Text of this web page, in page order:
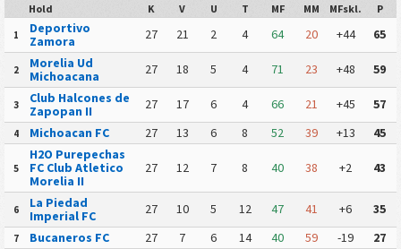
Hold K V U T MF MM MFskl. P
1
Deportivo
Zamora
27 21 2 4 64 20 +44 65
2
Morelia Ud
Michoacana
27 18 5 4 71 23 +48 59
3
Club Halcones de
Zapopan II
27 17 6 4 66 21 +45 57
4 Michoacan FC 27 13 6 8 52 39 +13 45
5
H2O Purepechas
FC Club Atletico
Morelia II
27 12 7 8 40 38 +2 43
6
La Piedad
Imperial FC
27 10 5 12 47 41 +6 35
7 Bucaneros FC 27 7 6 14 40 59 -19 27